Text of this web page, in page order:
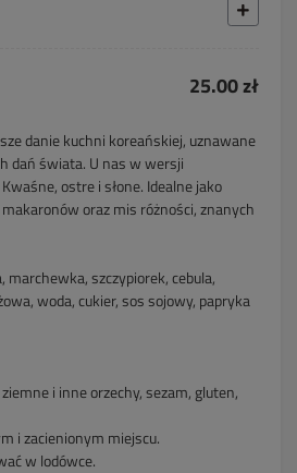
25.00 zł
danie kuchni koreańskiej, uznawane
dań świata. U nas w wersji
ostre i słone. Idealne jako
oraz mis różności, znanych
marchewka, szczypiorek, cebula,
woda, cukier, sos sojowy, papryka
i inne orzechy, sezam, gluten,
i zacienionym miejscu.
w lodówce.